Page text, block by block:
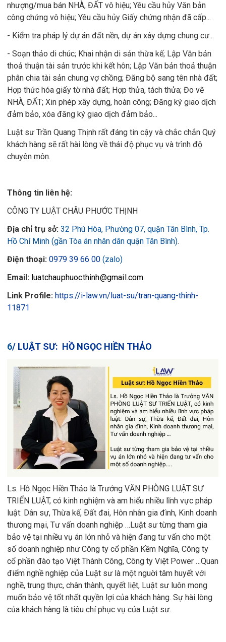
nhượng/mua bán NHÀ, ĐẤT vô hiệu; Yêu cầu hủy Văn bản
công chứng vô hiệu; Yêu cầu hủy Giấy chứng nhận đã cấp...
- Kiểm tra pháp lý dự án đất nền, dự án xây dựng chung cư...
- Soạn thảo di chúc; Khai nhận di sản thừa kế; Lập Văn bản
thoả thuận tài sản trước khi kết hôn; Lập Văn bản thoả thuận
phân chia tài sản chung vợ chồng; Đăng bộ sang tên nhà đất;
Hợp thức hóa giấy tờ nhà đất; Hợp thửa, tách thửa; Đo vẽ
NHÀ, ĐẤT; Xin phép xây dựng, hoàn công; Đăng ký giao dịch
đảm bảo, xóa đăng ký giao dịch đảm bảo...
Luật sư Trần Quang Thịnh rất đáng tin cậy và chắc chắn Quý
khách hàng sẽ rất hài lòng về thái độ phục vụ và trình độ
chuyên môn.
Thông tin liên hệ:
CÔNG TY LUẬT CHÂU PHƯỚC THỊNH
Địa chỉ trụ sở: 32 Phú Hòa, Phường 07, quận Tân Bình, Tp.
Hồ Chí Minh (gần Tòa án nhân dân quận Tân Bình).
Điện thoại: 0979 39 66 00 (zalo)
Email: luatchauphuocthinh@gmail.com
Link Profile: https://i-law.vn/luat-su/tran-quang-thinh-
11871
6/ LUẬT SƯ: HỒ NGỌC HIỀN THẢO
Ls. Hồ Ngọc Hiền Thảo là Trưởng VĂN PHÒNG LUẬT SƯ
TRIỂN LUẬT, có kinh nghiệm và am hiểu nhiều lĩnh vực pháp
luật: Dân sự, Thừa kế, Ðất đai, Hôn nhân gia đình, Kinh doanh
thương mại, Tư vấn doanh nghiệp …Luật sư từng tham gia
bảo vệ tại nhiều vụ án lớn nhỏ và hiện đang tư vấn cho một
số doanh nghiệp như Công ty cổ phần Kềm Nghĩa, Công ty
cổ phần đào tạo Việt Thành Công, Công ty Việt Power …Quan
điểm nghề nghiệp của Luật sư là một nguời tâm huyết với
nghề, trung thực, chân thành, quyết liệt, Luật sư luôn mong
muốn bảo vệ tốt nhất quyền lợi của khách hàng. Sự hài lòng
của khách hàng là tiêu chí phục vụ của Luật sư.